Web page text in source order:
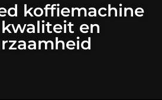
koffiemachine
en